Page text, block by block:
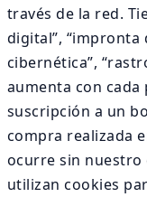
través de la red.
digital”, “impronta
cibernética”,
aumenta con cada
suscripción a un
compra realizada
ocurre sin nuestro
utilizan cookies